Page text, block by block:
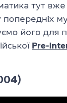
тут
попередніх
його для
Pre-